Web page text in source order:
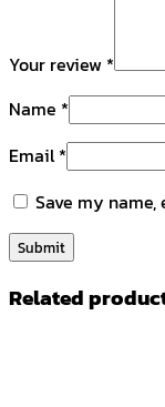
Your review *
Name *
Email*
Save my
Related